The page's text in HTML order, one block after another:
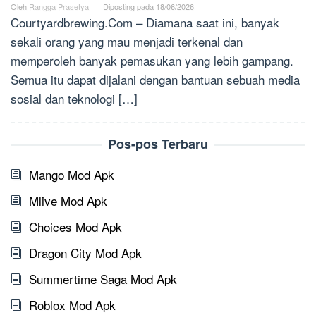
Oleh Rangga Prasetya Diposting pada 18/06/2026
Courtyardbrewing.Com – Diamana saat ini, banyak
sekali orang yang mau menjadi terkenal dan
memperoleh banyak pemasukan yang lebih gampang.
Semua itu dapat dijalani dengan bantuan sebuah media
sosial dan teknologi […]
Pos-pos Terbaru
Mango Mod Apk
Mlive Mod Apk
Choices Mod Apk
Dragon City Mod Apk
Summertime Saga Mod Apk
Roblox Mod Apk